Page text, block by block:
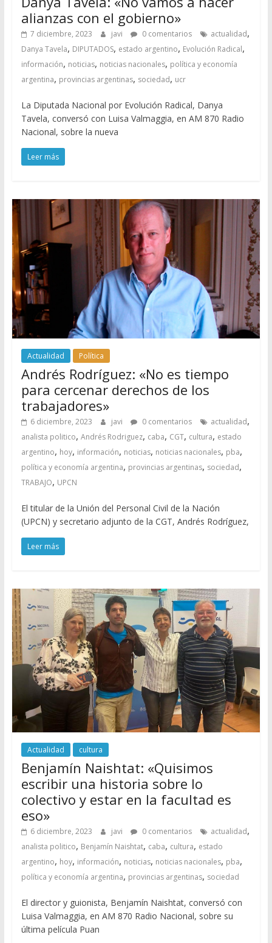
alianzas con el gobierno»
7 diciembre, 2023 javi 0 comentarios actualidad,
Danya Tavela, DIPUTADOS, estado argentino, Evolución Radical,
información, noticias, noticias nacionales, política y economía
argentina, provincias argentinas, sociedad, ucr
La Diputada Nacional por Evolución Radical, Danya
Tavela, conversó con Luisa Valmaggia, en AM 870 Radio
Nacional, sobre la nueva
Leer más
Actualidad Política
Andrés Rodríguez: «No es tiempo
para cercenar derechos de los
trabajadores»
6 diciembre, 2023 javi 0 comentarios actualidad,
analista politico, Andrés Rodriguez, caba, CGT, cultura, estado
argentino, hoy, información, noticias, noticias nacionales, pba,
política y economía argentina, provincias argentinas, sociedad,
TRABAJO, UPCN
El titular de la Unión del Personal Civil de la Nación
(UPCN) y secretario adjunto de la CGT, Andrés Rodríguez,
Leer más
Actualidad cultura
Benjamín Naishtat: «Quisimos
escribir una historia sobre lo
colectivo y estar en la facultad es
eso»
6 diciembre, 2023 javi 0 comentarios actualidad,
analista politico, Benjamín Naishtat, caba, cultura, estado
argentino, hoy, información, noticias, noticias nacionales, pba,
política y economía argentina, provincias argentinas, sociedad
El director y guionista, Benjamín Naishtat, conversó con
Luisa Valmaggia, en AM 870 Radio Nacional, sobre su
última película Puan